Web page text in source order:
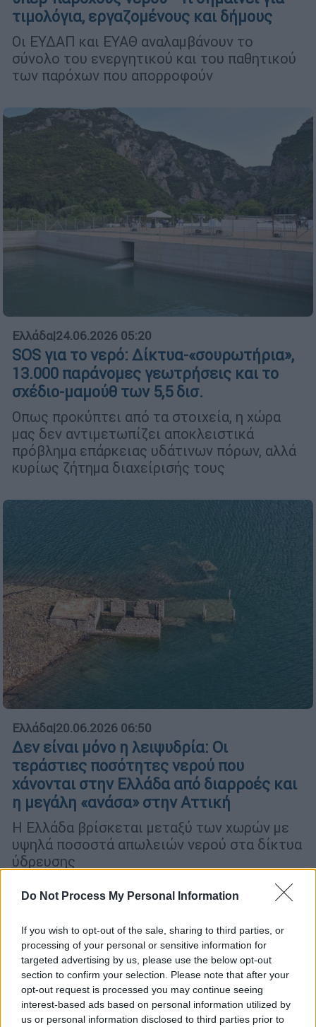
Do Not Process My Personal Information
If you wish to opt-out of the sale, sharing to third parties, or
processing of your personal or sensitive information for
targeted advertising by us, please use the below opt-out
section to confirm your selection. Please note that after your
opt-out request is processed you may continue seeing
interest-based ads based on personal information utilized by
us or personal information disclosed to third parties prior to
τιμολόγια, εργαζομένους και δήμους
Οι ΕΥΔΑΠ και ΕΥΑΘ αναλαμβάνουν το
σύνολο του ενεργητικού και του παθητικού
των παρόχων που απορροφούν
Ελλάδα|24.06.2026 05:20
SOS για το νερό: Δίκτυα-«σουρωτήρια»,
13.000 παράνομες γεωτρήσεις και το
σχέδιο-μαμούθ των 5,5 δισ.
Οπως προκύπτει από τα στοιχεία, η χώρα
μας δεν αντιμετωπίζει αποκλειστικά
πρόβλημα επάρκειας υδάτινων πόρων, αλλά
κυρίως ζήτημα διαχείρισής τους
Ελλάδα|20.06.2026 06:50
Δεν είναι μόνο η λειψυδρία: Οι
τεράστιες ποσότητες νερού που
χάνονται στην Ελλάδα από διαρροές και
η μεγάλη «ανάσα» στην Αττική
Η Ελλάδα βρίσκεται μεταξύ των χωρών με
υψηλά ποσοστά απωλειών νερού στα δίκτυα
ύδρευσης